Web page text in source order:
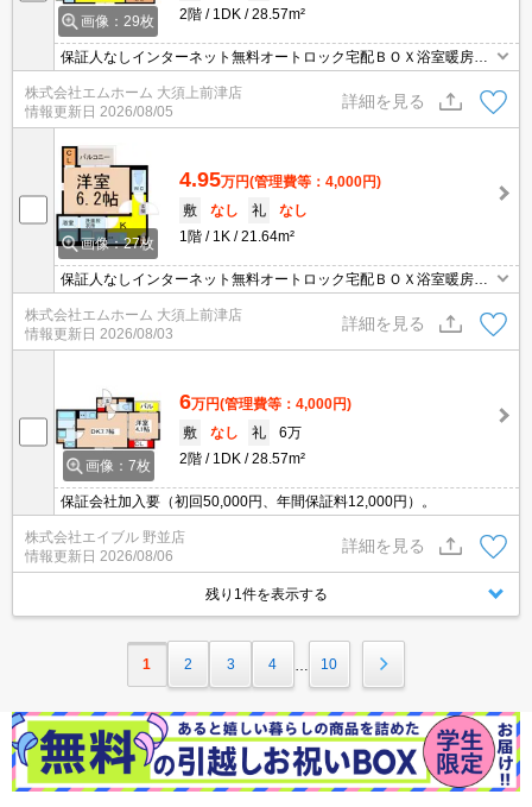
画像：29枚
2階
1DK 28.57m²
保証人なしインターネット無料オートロック宅配ＢＯＸ浴室暖房乾
燥機システムキッチン
株式会社エムホーム 大須上前津店
情報更新日 2026/08/05
詳細を見る
画像：27枚
4.95万円(管理費等：4,000円)
敷
なし 礼
なし
1階
1K 21.64m²
保証人なしインターネット無料オートロック宅配ＢＯＸ浴室暖房乾
燥機システムキッチン
株式会社エムホーム 大須上前津店
情報更新日 2026/08/03
詳細を見る
画像：7枚
6万円(管理費等：4,000円)
敷
なし 礼
6万
2階
1DK 28.57m²
保証会社加入要（初回50,000円、年間保証料12,000円）。
株式会社エイブル 野並店
情報更新日 2026/08/06
詳細を見る
残り1件を表示する
1 2 3 4 10